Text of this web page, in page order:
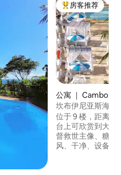
热门「房客推荐」
房客推荐
公寓 ｜
坎布伊尼亚斯海滩
位于 9 楼，距离海
台上可欣赏到大海
督救世主像、糖面
风、干净、设备齐